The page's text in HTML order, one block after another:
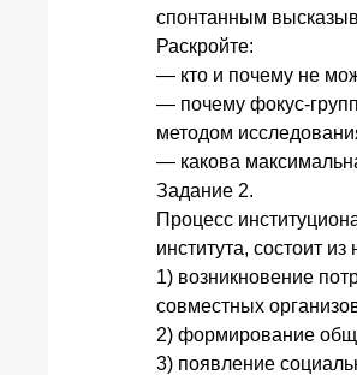
спонтанным
Раскройте:
— кто и почему не
— почему фокус-
методом
— какова
Задание 2.
Процесс
института, состоит
1) возникновение
совместных
2) формирование
3) появление